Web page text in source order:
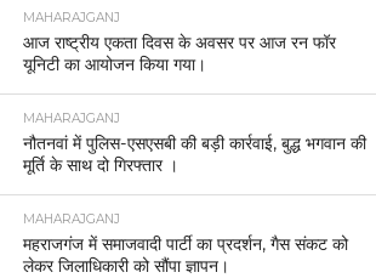
MAHARAJGANJ
आज राष्ट्रीय एकता दिवस के अवसर पर आज रन फॉर
यूनिटी का आयोजन किया गया।
MAHARAJGANJ
नौतनवां में पुलिस-एसएसबी की बड़ी कार्रवाई, बुद्ध भगवान की
मूर्ति के साथ दो गिरफ्तार ।
MAHARAJGANJ
महराजगंज में समाजवादी पार्टी का प्रदर्शन, गैस संकट को
लेकर जिलाधिकारी को सौंपा ज्ञापन।